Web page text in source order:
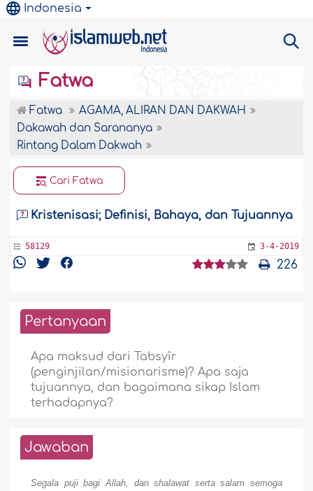
Indonesia
Fatwa
Fatwa
AGAMA, ALIRAN DAN DAKWAH
Dakawah dan Sarananya
Rintang Dalam Dakwah
Cari Fatwa
Kristenisasi; Definisi, Bahaya, dan Tujuannya
58129 3-4-2019
226
Pertanyaan
Apa maksud dari Tabsyîr
(penginjilan/misionarisme)? Apa saja
tujuannya, dan bagaimana sikap Islam
terhadapnya?
Jawaban
Segala puji bagi Allah, dan shalawat serta salam semoga